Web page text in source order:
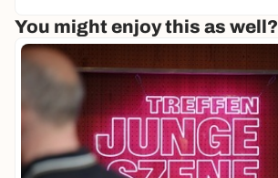
You might enjoy this as well?